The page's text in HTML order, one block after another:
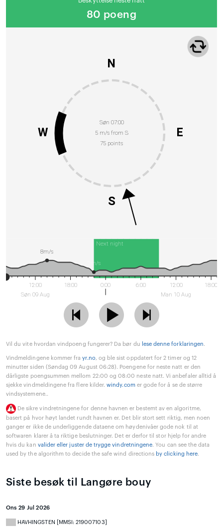
80 poeng
Søn 07:00
5 m/s from S
75 points
N
E
S
W
Next night
12:00
Søn 09 Aug
18:00 0:00 6:00
12:00
Man 10 Aug
18:00
8m/s
2m/s
Vil du vite hvordan vindpoeng fungerer? Da bør du lese denne forklaringen.
Vindmeldingene kommer frayr.no, og ble sist oppdatert for 2 timer og 12
minutter siden (Søndag 09 August 06:28). Poengene for neste natt er den
dårligste poengsummen mellom 22:00 og 08:00 neste natt. Vi anbefaler alltid å
sjekke vindmeldingene fra flere kilder.windy.comer gode for å se de større
vindsystemene..
De sikre vindretningene for denne havnen er bestemt av en algoritme,
basert på hvor høyt landet rundt havnen er. Det blir stort sett riktig, men noen
ganger er ikke de underliggende dataene om høydenivåer gode nok til at
softwaren klarer å ta riktige beslutninger. Det er derfor til stor hjelp for andre
hvis du kan valider eller juster de trygge vindretningene. You can see the data
used by the algorithm to decide the safe wind directions by clicking here.
Siste besøk til Langøre bouy
Ons 29 Jul 2026
HAVHINGSTEN [MMSI: 219007103]